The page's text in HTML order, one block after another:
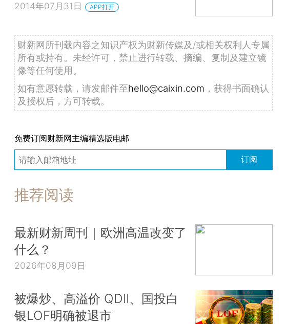
2014年07月31日 APP打开
财新网所刊载内容之知识产权为财新传媒及/或相关权利人专属
所有或持有。未经许可，禁止进行转载、摘编、复制及建立镜
像等任何使用。
如有意愿转载，请发邮件至hello@caixin.com ，获得书面确认
及授权后，方可转载。
免费订阅财新网主编精选版电邮
订阅
推荐阅读
最新财新周刊｜欧洲高温改变了
什么？
2026年08月09日
被爆炒、高溢价 QDII、国投白
银LOF明确被退市